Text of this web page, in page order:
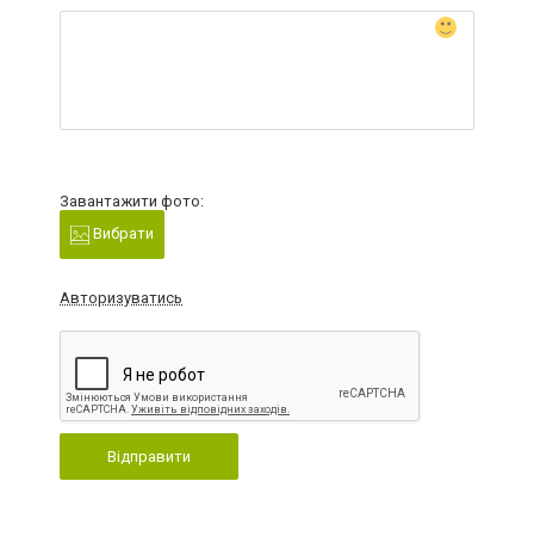
Завантажити фото:
Вибрати
Авторизуватись
Відправити